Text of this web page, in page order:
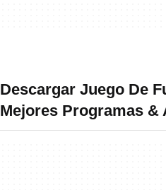
Descargar Juego De
Mejores Programas &